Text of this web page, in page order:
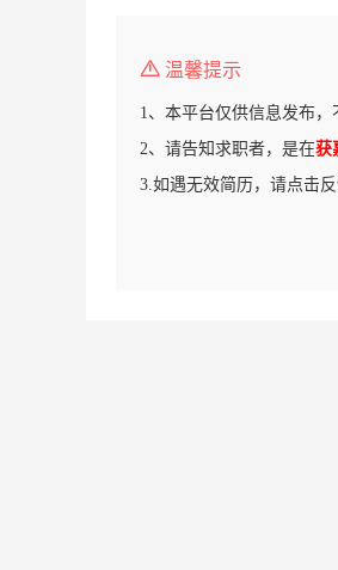
温馨提示
1、本平台仅供信息发布，
2、请告知求职者，是在获
3.如遇无效简历，请点击